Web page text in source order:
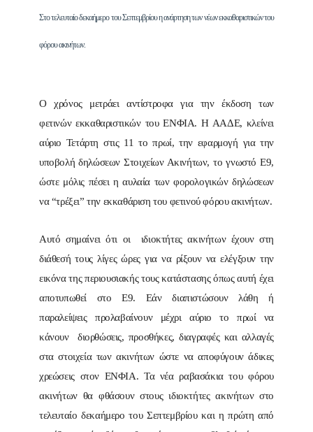
Στο τελευταίο δεκαήμερο του Σεπτεμβρίου η ανάρτηση των νέων εκκαθαριστικών του
φόρου ακινήτων.
Ο χρόνος μετράει αντίστροφα για την έκδοση των
φετινών εκκαθαριστικών του ΕΝΦΙΑ. Η ΑΑΔΕ, κλείνει
αύριο Τετάρτη στις 11 το πρωί, την εφαρμογή για την
υποβολή δηλώσεων Στοιχείων Ακινήτων, το γνωστό Ε9,
ώστε μόλις πέσει η αυλαία των φορολογικών δηλώσεων
να “τρέξει” την εκκαθάριση του φετινού φόρου ακινήτων.
Αυτό σημαίνει ότι οι ιδιοκτήτες ακινήτων έχουν στη
διάθεσή τους λίγες ώρες για να ρίξουν να ελέγξουν την
εικόνα της περιουσιακής τους κατάστασης όπως αυτή έχει
αποτυπωθεί στο Ε9. Εάν διαπιστώσουν λάθη ή
παραλείψεις προλαβαίνουν μέχρι αύριο το πρωί να
κάνουν διορθώσεις, προσθήκες, διαγραφές και αλλαγές
στα στοιχεία των ακινήτων ώστε να αποφύγουν άδικες
χρεώσεις στον ΕΝΦΙΑ. Τα νέα ραβασάκια του φόρου
ακινήτων θα φθάσουν στους ιδιοκτήτες ακινήτων στο
τελευταίο δεκαήμερο του Σεπτεμβρίου και η πρώτη από